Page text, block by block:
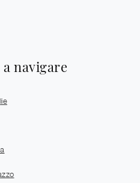
navigare